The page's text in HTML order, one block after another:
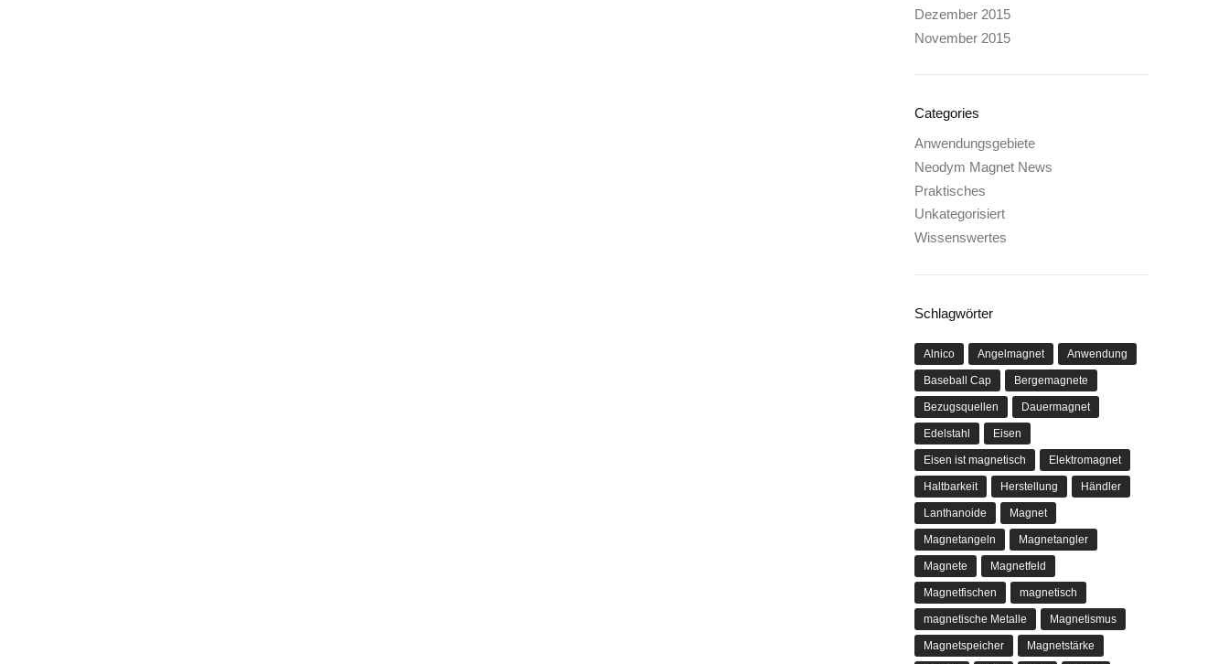
Dezember 2015
November 2015
Categories
Anwendungsgebiete
Neodym Magnet News
Praktisches
Unkategorisiert
Wissenswertes
Schlagwörter
Alnico Angelmagnet Anwendung
Baseball Cap Bergemagnete
Bezugsquellen Dauermagnet
Edelstahl Eisen
Eisen ist magnetisch Elektromagnet
Haltbarkeit Herstellung Händler
Lanthanoide Magnet
Magnetangeln Magnetangler
Magnete Magnetfeld
Magnetfischen magnetisch
magnetische Metalle Magnetismus
Magnetspeicher Magnetstärke